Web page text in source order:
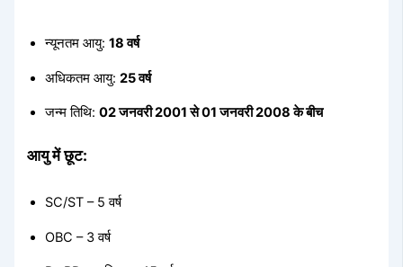
न्यूनतम आयु:18 वर्ष
अधिकतम आयु:25 वर्ष
जन्म तिथि:02 जनवरी 2001 से 01 जनवरी 2008 के बीच
आयु में छूट:
SC/ST – 5 वर्ष
OBC – 3 वर्ष